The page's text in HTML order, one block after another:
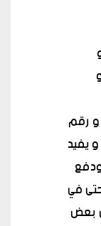
رقم
يفيد
في
بعض